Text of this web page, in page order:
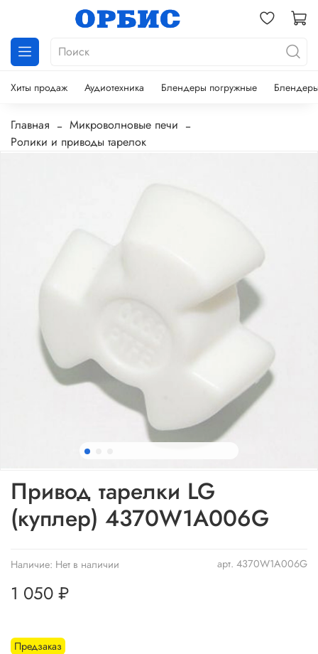
Хиты продаж Аудиотехника Блендеры погружные
Главная
Микроволновые печи
Ролики и приводы тарелок
арт. 4370W1A006G
Наличие: Нет в наличии
Предзаказ
Привод тарелки LG
(куплер) 4370W1A006G
1 050 ₽